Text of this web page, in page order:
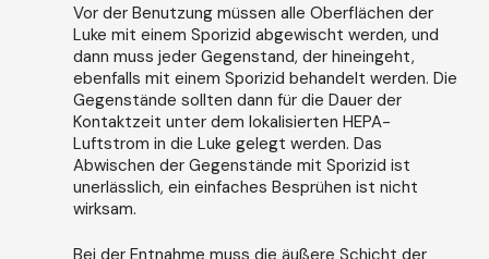
Vor der Benutzung müssen alle Oberflächen der
Luke mit einem Sporizid abgewischt werden, und
dann muss jeder Gegenstand, der hineingeht,
ebenfalls mit einem Sporizid behandelt werden. Die
Gegenstände sollten dann für die Dauer der
Kontaktzeit unter dem lokalisierten HEPA-
Luftstrom in die Luke gelegt werden. Das
Abwischen der Gegenstände mit Sporizid ist
unerlässlich, ein einfaches Besprühen ist nicht
wirksam.